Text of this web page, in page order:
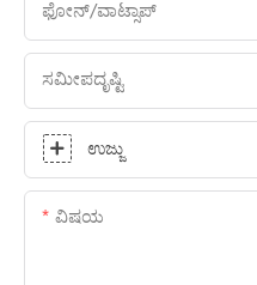
ಫೋನ್/ವಾಟ್ಸಾಪ್
ಸಮೀಪದೃಷ್ಟಿ
ಉಜ್ಜು
ವಿಷಯ